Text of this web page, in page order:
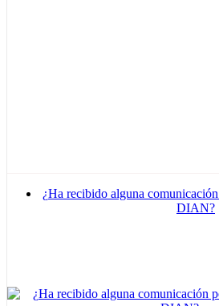
¿Ha recibido alguna
DIAN?